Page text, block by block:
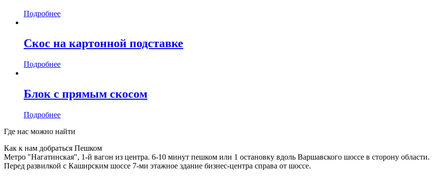
Подробнее
Скос на картонной подставке
Подробнее
Блок с прямым скосом
Подробнее
Где нас можно найти
Как к нам добраться Пешком
Метро "Нагатинская", 1-й вагон из центра. 6-10 минут пешком или 1 остановку вдоль Варшавского шоссе в сторону области.
Перед развилкой с Каширским шоссе 7-ми этажное здание бизнес-центра справа от шоссе.